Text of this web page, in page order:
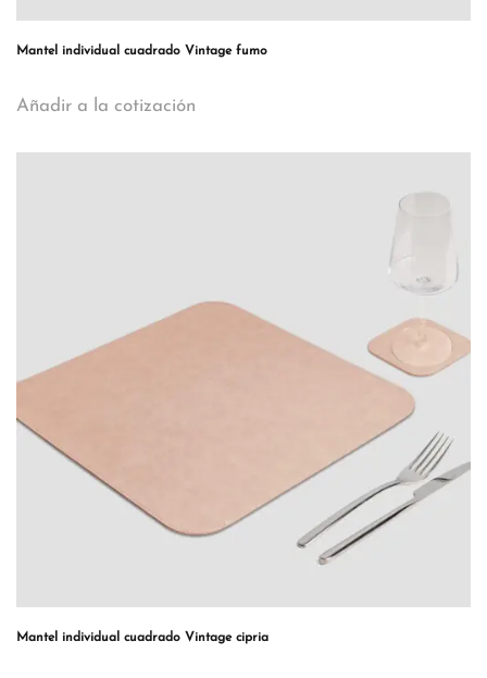
Mantel individual cuadrado Vintage fumo
Añadir a la cotización
Mantel individual cuadrado Vintage cipria